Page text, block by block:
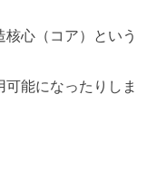
心（コア）という
能になったりしま